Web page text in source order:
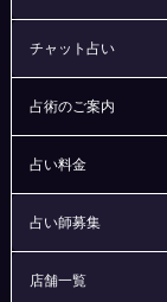
チャット占い
占術のご案内
占い料金
占い師募集
店舗一覧